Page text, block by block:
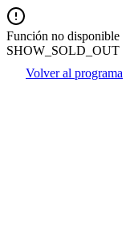
Función no disponible
SHOW_SOLD_OUT
Volver al programa